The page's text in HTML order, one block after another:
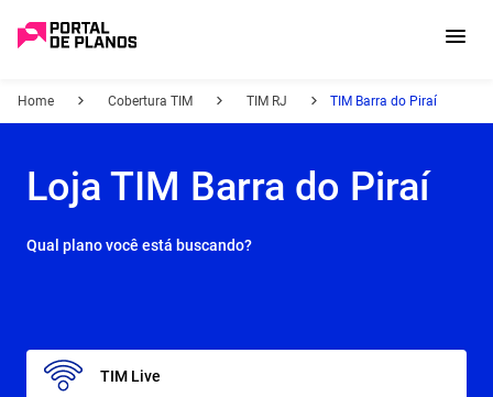
Home Cobertura TIM TIM RJ TIM Barra do Piraí
Loja TIM Barra do Piraí
Qual plano você está buscando?
TIM Live